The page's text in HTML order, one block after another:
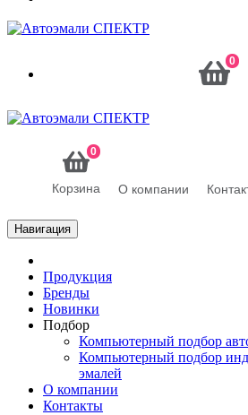
0
0
Корзина О компании
Навигация
Продукция
Бренды
Новинки
Подбор
Компьютерный подбор
Компьютерный подбор
эмалей
О компании
Контакты